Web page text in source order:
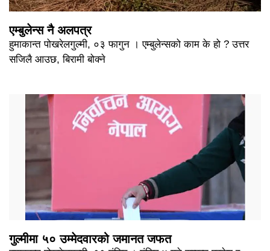
एम्बुलेन्स नै अलपत्र
हुमाकान्त पोखरेलगुल्मी, ०३ फागुन । एम्बुलेन्सको काम के हो ? उत्तर
सजिलै आउछ, बिरामी बोक्ने
गुल्मीमा ५० उम्मेदवारको जमानत जफत